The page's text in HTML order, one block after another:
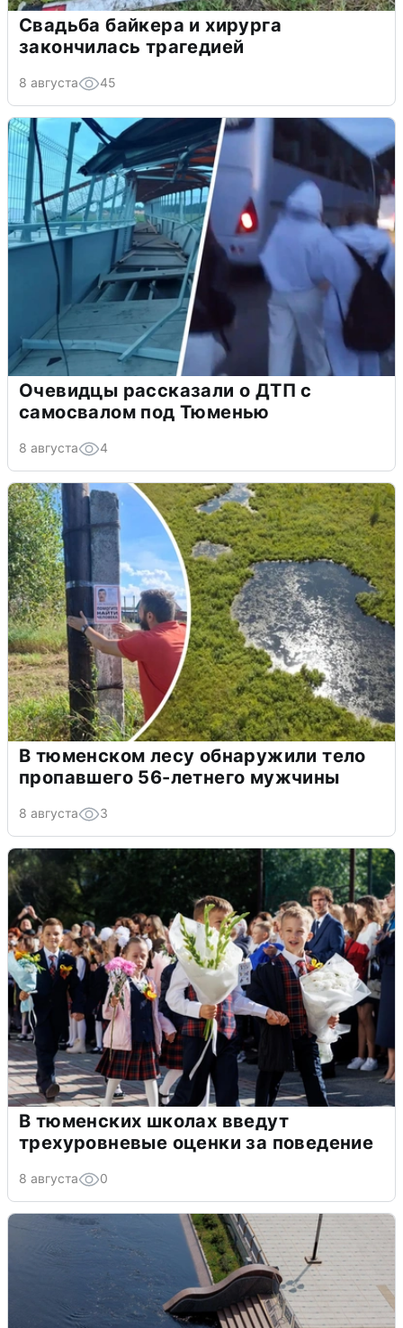
Свадьба байкера и хирурга
закончилась трагедией
8 августа 45
Очевидцы рассказали о ДТП с
самосвалом под Тюменью
8 августа 4
В тюменском лесу обнаружили тело
пропавшего 56-летнего мужчины
8 августа 3
В тюменских школах введут
трехуровневые оценки за поведение
8 августа 0